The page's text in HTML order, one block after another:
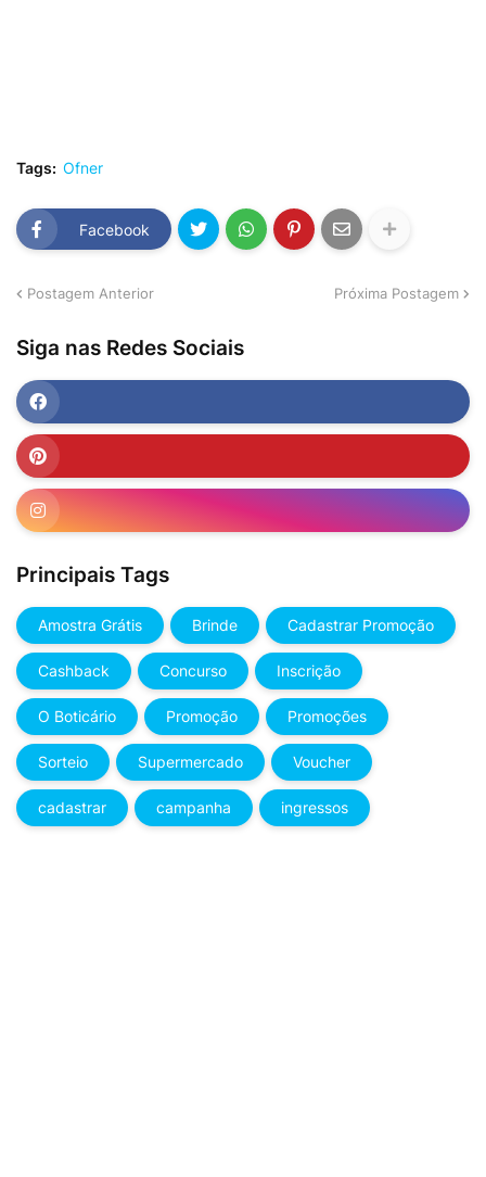
Tags: Ofner
Facebook
Postagem Anterior Próxima Postagem
Siga nas Redes Sociais
Principais Tags
Amostra Grátis Brinde Cadastrar Promoção
Cashback Concurso Inscrição
O Boticário Promoção Promoções
Sorteio Supermercado Voucher
cadastrar campanha ingressos